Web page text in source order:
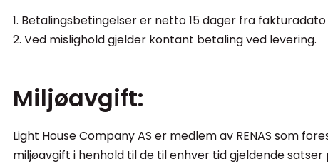
1. Betalingsbetingelser er netto 15 dager fra
2. Ved mislighold gjelder kontant betaling ved levering.
Miljøavgift:
Light House Company AS er medlem av RENAS som
miljøavgift i henhold til de til enhver tid gjeldende